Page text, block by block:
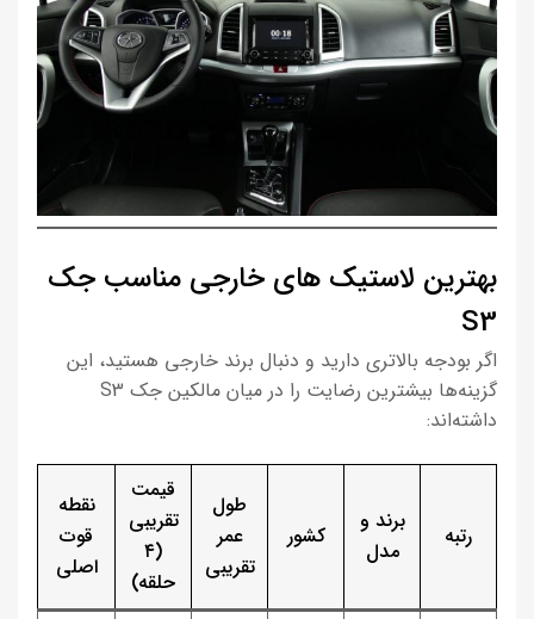
بهترین لاستیک های خارجی مناسب جک
S3
اگر بودجه بالاتری دارید و دنبال برند خارجی هستید، این
گزینه‌ها بیشترین رضایت را در میان مالکین جک S3
داشته‌اند:
رتبه
برند و
مدل
کشور
طول
عمر
تقریبی
قیمت
تقریبی
(۴
حلقه)
نقطه
قوت
اصلی